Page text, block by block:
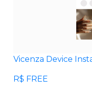
Vicenza Device
R$ FREE